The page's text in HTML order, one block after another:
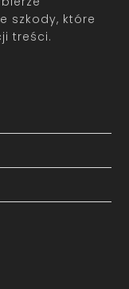
szkody, które
treści.